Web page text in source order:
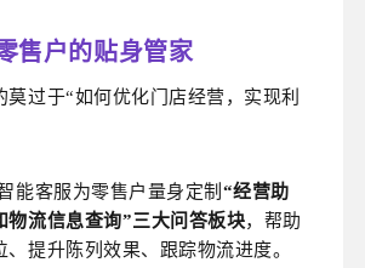
售户的贴身管家
莫过于“如何优化门店经营，实现利
能客服为零售户量身定制 “经营助
物流信息查询”三大问答板块，帮助
、提升陈列效果、跟踪物流进度。